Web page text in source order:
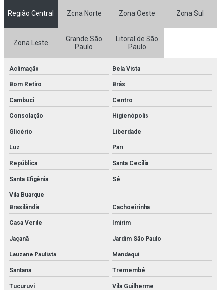
Fornecedor de microscópio
Fornecedor de microscópio médico para faculdades
Fornecedor de microscópio médico para laboratórios
Fornecedor de microscópio para estudo
Fornecedor de microscópio para faculdades
Fornecedor de microscópio para laboratórios
Fornecedor de modelo anatômico
Fornecedor de modelo anatômico médico
Fornecedor de modelo anatômico médico para faculdades
Fornecedor de modelo anatômico médico para hospitais
Fornecedor de modelo anatômico médico para laboratórios
Fornecedor de modelo anatômico para estudo
Fornecedor de modelo anatômico para faculdades
Região Central Zona Norte Zona Oeste Zona Sul
Zona Leste
Grande São
Paulo
Litoral de São
Paulo
Aclimação Bela Vista
Bom Retiro Brás
Cambuci Centro
Consolação Higienópolis
Glicério Liberdade
Luz Pari
República Santa Cecília
Santa Efigênia Sé
Vila Buarque
Brasilândia
Cachoeirinha
Casa Verde Imirim
Jaçanã Jardim São Paulo
Lauzane Paulista Mandaqui
Santana Tremembé
Tucuruvi Vila Guilherme